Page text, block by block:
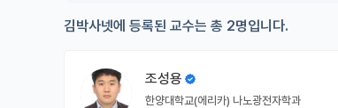
김박사넷에 등록된 교수는 총 2명입니다.
조성용
한양대학교(에리카) 나노광전자학과